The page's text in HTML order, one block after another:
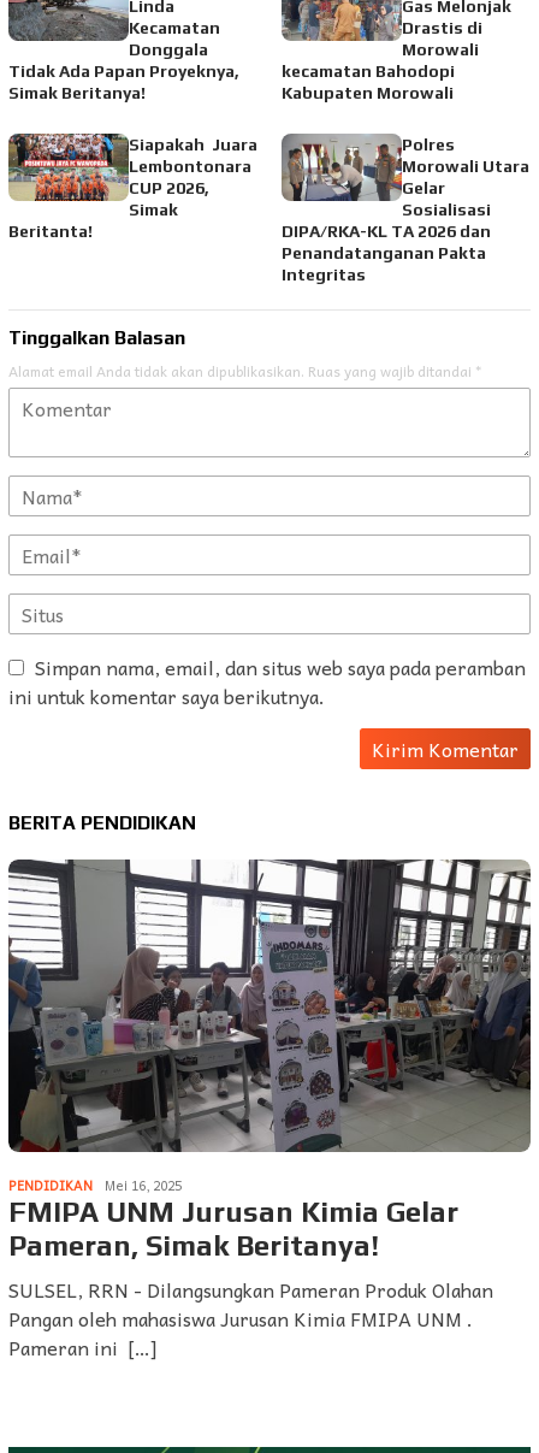
Linda
Kecamatan
Donggala
Tidak Ada Papan Proyeknya,
Simak Beritanya!
Gas Melonjak
Drastis di
Morowali
kecamatan Bahodopi
Kabupaten Morowali
Siapakah Juara
Lembontonara
CUP 2026,
Simak
Beritanta!
Polres
Morowali Utara
Gelar
Sosialisasi
DIPA/RKA-KL TA 2026 dan
Penandatanganan Pakta
Integritas
Tinggalkan Balasan
Alamat email Anda tidak akan dipublikasikan. Ruas yang wajib ditandai *
Simpan nama, email, dan situs web saya pada peramban
ini untuk komentar saya berikutnya.
BERITA PENDIDIKAN
PENDIDIKAN Mei 16, 2025
FMIPA UNM Jurusan Kimia Gelar
Pameran, Simak Beritanya!
SULSEL, RRN - Dilangsungkan Pameran Produk Olahan
Pangan oleh mahasiswa Jurusan Kimia FMIPA UNM .
Pameran ini […]